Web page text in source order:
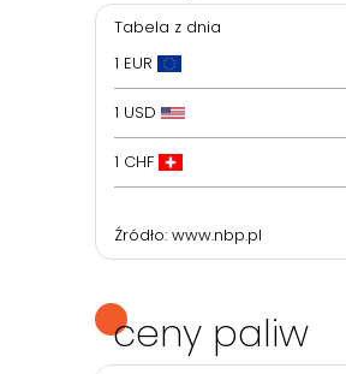
ceny paliw
Tabela z dnia
1 EUR
1 USD
1 CHF
Źródło: www.nbp.pl